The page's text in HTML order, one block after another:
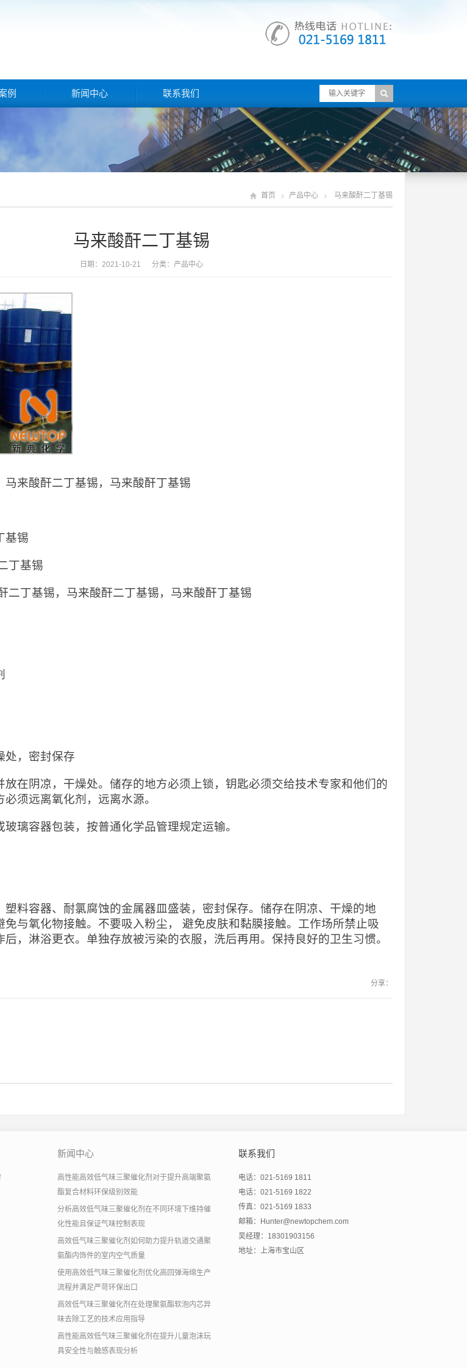
例 新闻中心 联系我们
首页 产品中心 马来酸酐二丁基锡
马来酸酐二丁基锡
日期：2021-10-21 分类： 产品中心
马来酸酐二丁基锡，马来酸酐丁基锡
基锡
丁基锡
二丁基锡，马来酸酐二丁基锡，马来酸酐丁基锡
处，密封保存
放在阴凉，干燥处。储存的地方必须上锁，钥匙必须交给技术专家和他们的
须远离氧化剂，远离水源。
璃容器包装，按普通化学品管理规定运输。
塑料容器、耐氯腐蚀的金属器皿盛装，密封保存。储存在阴凉、干燥的地
免与氧化物接触。不要吸入粉尘， 避免皮肤和黏膜接触。工作场所禁止吸
，淋浴更衣。单独存放被污染的衣服，洗后再用。保持良好的卫生习惯。
分享：
新闻中心
高性能高效低气味三聚催化剂对于提升高端聚氨
酯复合材料环保级别效能
分析高效低气味三聚催化剂在不同环境下维持催
化性能且保证气味控制表现
高效低气味三聚催化剂如何助力提升轨道交通聚
氨酯内饰件的室内空气质量
使用高效低气味三聚催化剂优化高回弹海绵生产
流程并满足严苛环保出口
高效低气味三聚催化剂在处理聚氨酯软泡内芯异
味去除工艺的技术应用指导
高性能高效低气味三聚催化剂在提升儿童泡沫玩
具安全性与触感表现分析
联系我们
电话：021-5169 1811
电话：021-5169 1822
传真：021-5169 1833
邮箱：Hunter@newtopchem.com
吴经理：18301903156
地址：上海市宝山区